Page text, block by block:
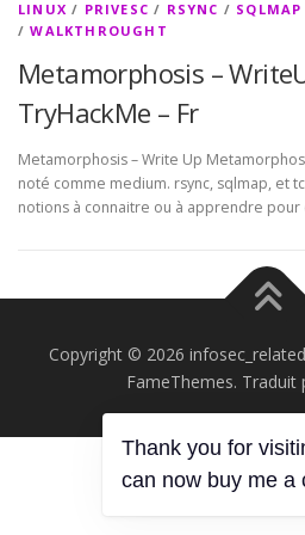
LINUX / PRIVESC / RSYNC / SQLMAP
/WALKTHROUGHT
Metamorphosis –
TryHackMe – Fr
Metamorphosis – Write Up
noté comme medium. rsync, sqlmap, et
notions à connaitre ou à apprendre
Copyright © 2026 infosec_related
FameThemes. Traduit
Thank you for
can now buy me a